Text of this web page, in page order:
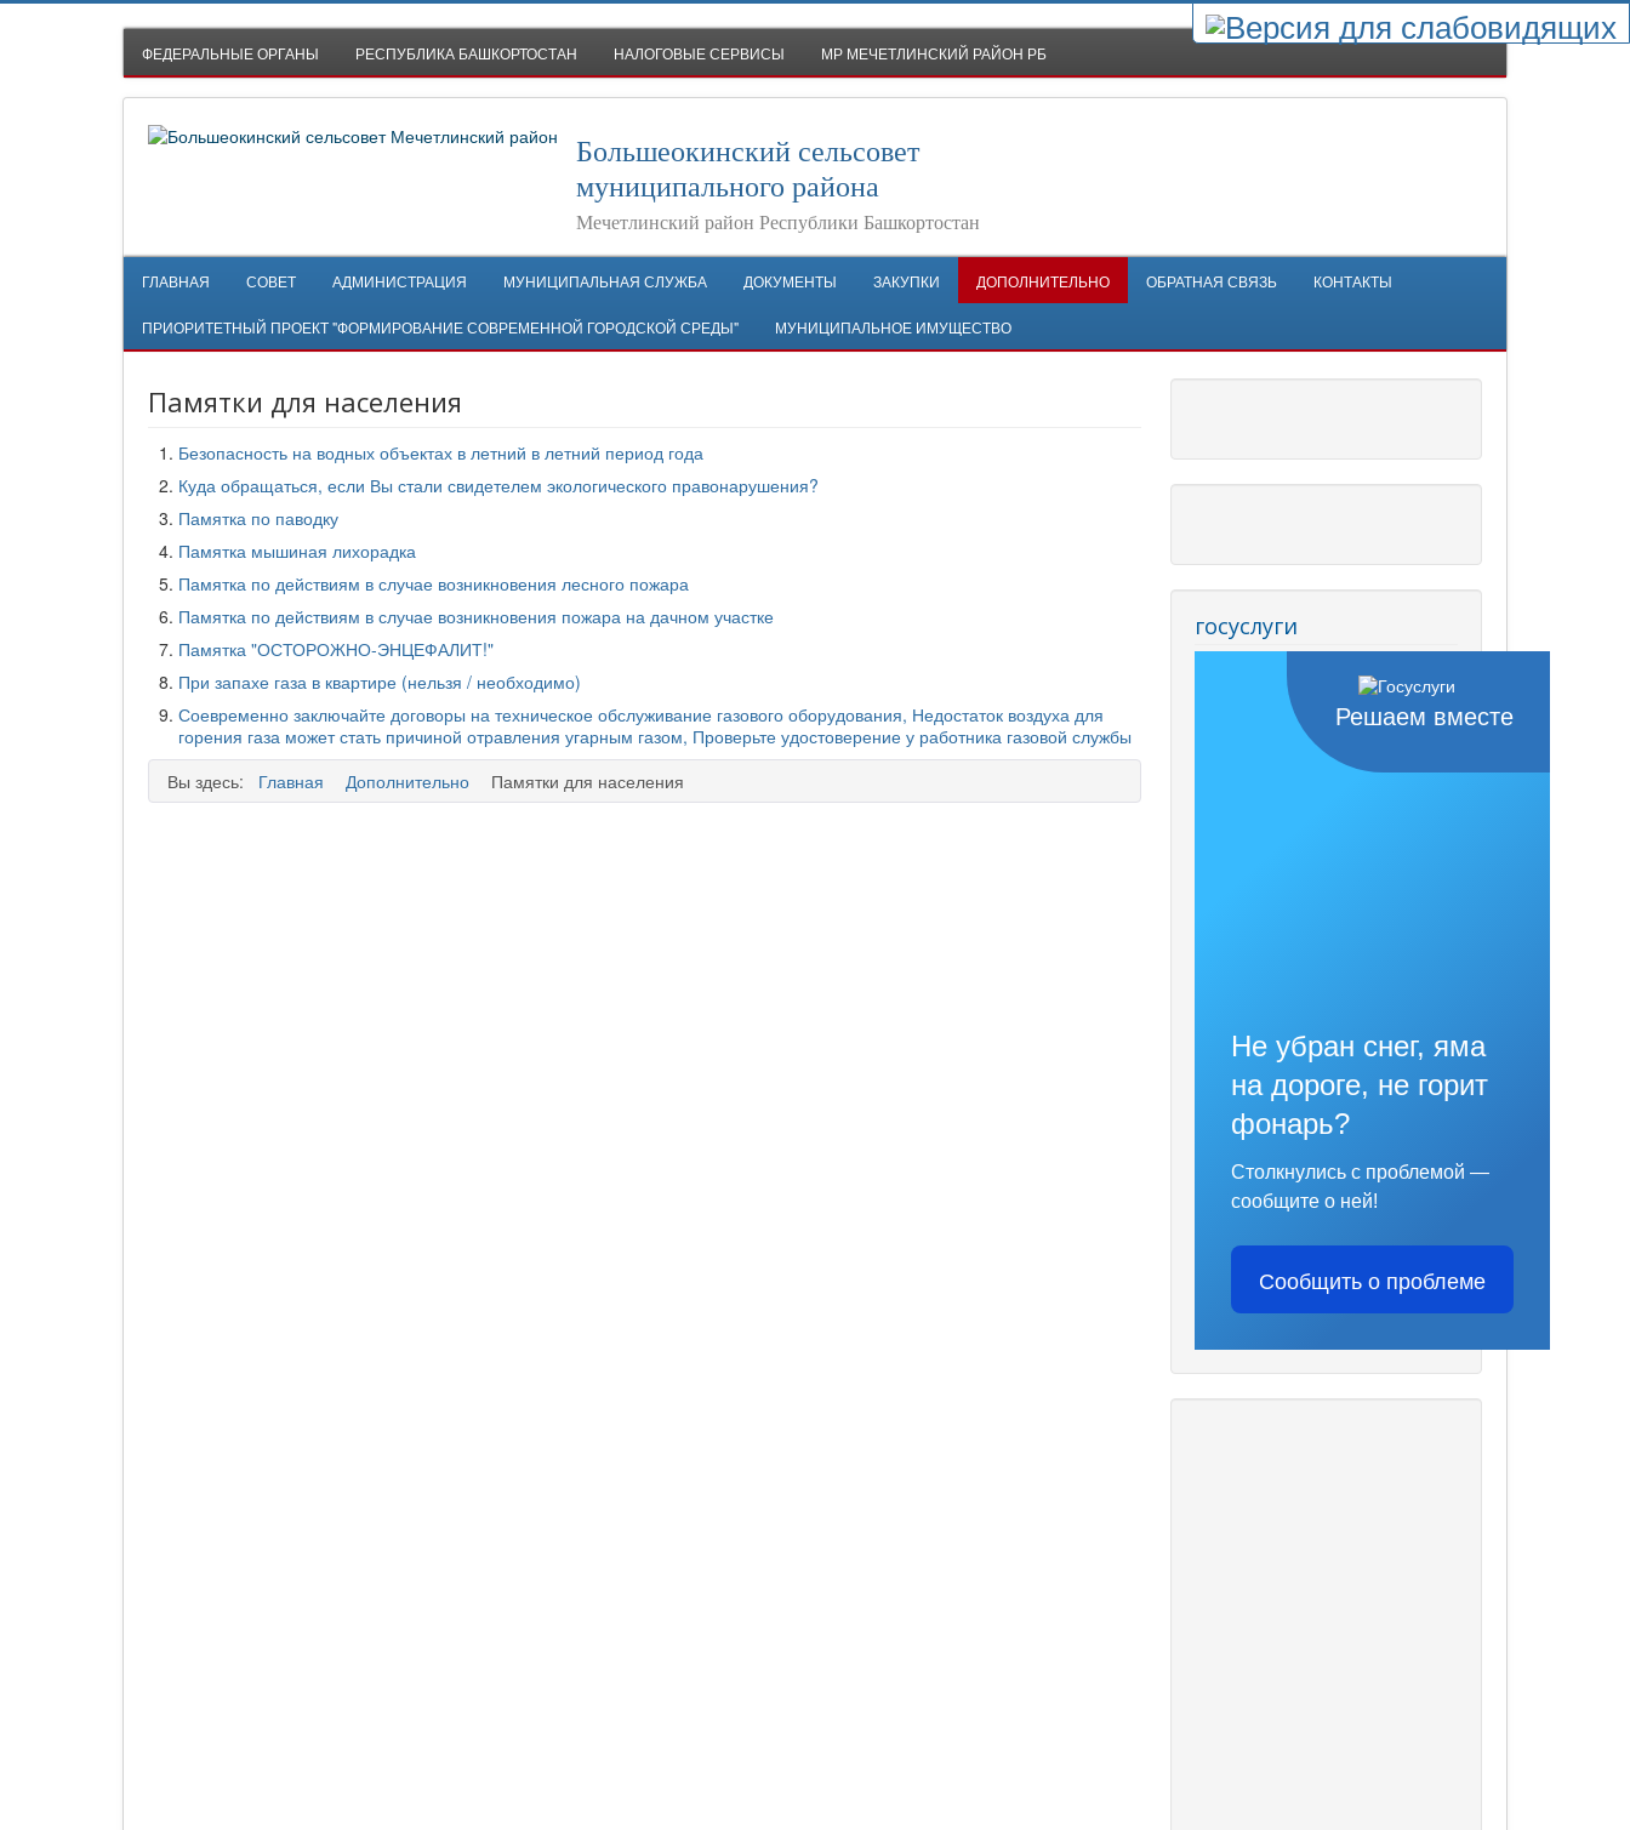
ФЕДЕРАЛЬНЫЕ ОРГАНЫ РЕСПУБЛИКА БАШКОРТОСТАН НАЛОГОВЫЕ СЕРВИСЫ МР МЕЧЕТЛИНСКИЙ РАЙОН РБ
Большеокинский сельсовет
муниципального района
Мечетлинский район Республики Башкортостан
ГЛАВНАЯ СОВЕТ АДМИНИСТРАЦИЯ МУНИЦИПАЛЬНАЯ СЛУЖБА ДОКУМЕНТЫ ЗАКУПКИ ДОПОЛНИТЕЛЬНО ОБРАТНАЯ СВЯЗЬ КОНТАКТЫ
ПРИОРИТЕТНЫЙ ПРОЕКТ "ФОРМИРОВАНИЕ СОВРЕМЕННОЙ ГОРОДСКОЙ СРЕДЫ" МУНИЦИПАЛЬНОЕ ИМУЩЕСТВО
Памятки для населения
Безопасность на водных объектах в летний в летний период года
Куда обращаться, если Вы стали свидетелем экологического правонарушения?
Памятка по паводку
Памятка мышиная лихорадка
Памятка по действиям в случае возникновения лесного пожара
Памятка по действиям в случае возникновения пожара на дачном участке
Памятка "ОСТОРОЖНО-ЭНЦЕФАЛИТ!"
При запахе газа в квартире (нельзя / необходимо)
Соевременно заключайте договоры на техническое обслуживание газового оборудования, Недостаток воздуха для
горения газа может стать причиной отравления угарным газом, Проверьте удостоверение у работника газовой службы
Вы здесь:
Главная Дополнительно Памятки для населения
госуслуги
Решаем вместе
Не убран снег, яма
на дороге, не горит
фонарь?
Столкнулись с проблемой —
сообщите о ней!
Сообщить о проблеме